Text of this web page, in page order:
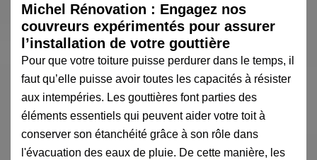
Michel Rénovation : Engagez nos
couvreurs expérimentés pour assurer
l’installation de votre gouttière
Pour que votre toiture puisse perdurer dans le temps, il
faut qu’elle puisse avoir toutes les capacités à résister
aux intempéries. Les gouttières font parties des
éléments essentiels qui peuvent aider votre toit à
conserver son étanchéité grâce à son rôle dans
l'évacuation des eaux de pluie. De cette manière, les